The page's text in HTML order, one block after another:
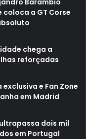
coloca a GT Corse
chega a
reforçadas
e Fan Zone
em Madrid
ultrapassa dois mil
em Portugal